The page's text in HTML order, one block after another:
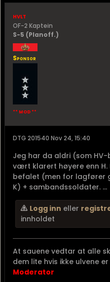
hvlt
OF-2 Kaptein
S-5 (Planoff.)
Sponsor
** MOD **
DTG 201540 Nov 24, 15:40
Jeg har da aldri (som
vært klarert høyere enn
befalet (men for lagfører
K) + sambandssoldater. ...
Logg inn eller
innholdet
At sauene vedtar at alle
dem lite hvis ikke ulvene
Moderator